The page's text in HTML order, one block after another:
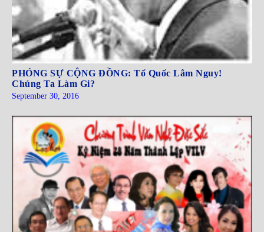
PHÓNG SỰ CỘNG ĐỒNG: Tổ Quốc Lâm Nguy!
Chúng Ta Làm Gi?
September 30, 2016